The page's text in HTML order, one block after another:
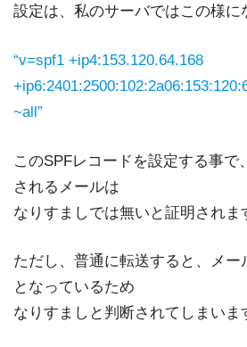
設定は、私のサーバではこの様に
“v=spf1 +ip4:153.120.64.168
~all”
このSPFレコードを設定する事で
されるメールは
なりすましでは無いと証明されま
ただし、普通に転送すると、メー
となっているため
なりすましと判断されてしまいま